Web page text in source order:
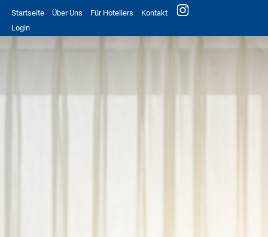
Startseite Über Uns Für Hoteliers
Kontakt
Login